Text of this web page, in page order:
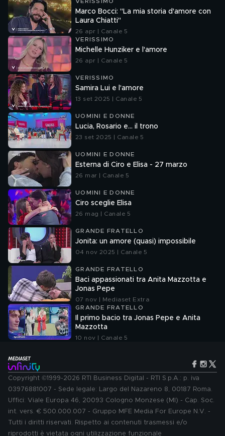
Marco Bocci: "La mia storia d'amore con
Laura Chiatti"
26 apr | Canale 5
VERISSIMO
Michelle Hunziker e l'amore
26 apr | Canale 5
VERISSIMO
Samira Lui e l'amore
13 set 2025 | Canale 5
UOMINI E DONNE
Lucia, Rosario e... il trono
23 set 2025 | Canale 5
UOMINI E DONNE
Esterna di Ciro e Elisa - 27 marzo
26 mar | Canale 5
UOMINI E DONNE
Ciro sceglie Elisa
26 mag | Canale 5
GRANDE FRATELLO
Jonita: un amore (quasi) impossibile
04 nov 2025 | Canale 5
GRANDE FRATELLO
Baci appassionati tra Anita Mazzotta e
Jonas Pepe
07 nov | Mediaset Extra
GRANDE FRATELLO
Il primo bacio tra Jonas Pepe e Anita
Mazzotta
10 nov | Canale 5
Copyright ©1999-2026 RTI Business Digital - RTI S.p.A.: p. iva
03976881007 - Sede legale: Largo del Nazareno 8, 00187 Roma.
Uffici: Viale Europa 46, 20093 Cologno Monzese (MI) - Cap. Soc.
int. vers. € 500.000.007 - Gruppo MFE Media For Europe N.V. -
Tutti i diritti riservati. Rispetto ai contenuti trasmessi e/o
riprodotti è vietata ogni utilizzazione funzionale